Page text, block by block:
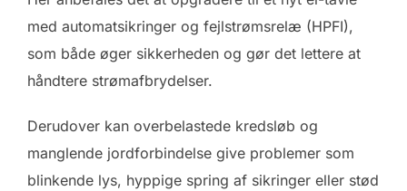
med automatsikringer og fejlstrømsrelæ (HPFI),
som både øger sikkerheden og gør det lettere at
håndtere strømafbrydelser.
Derudover kan overbelastede kredsløb og
manglende jordforbindelse give problemer som
blinkende lys, hyppige spring af sikringer eller stød